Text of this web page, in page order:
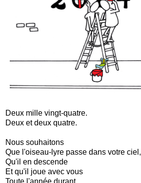
Deux mille vingt-quatre.
Deux et deux quatre.
Nous souhaitons
Que l'oiseau-lyre passe dans votre ciel,
Qu'il en descende
Et qu'il joue avec vous